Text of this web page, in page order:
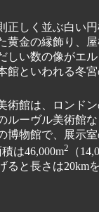
正しく並ぶ白い
黄金の縁飾り、
しい数の像がエ
館といわれる冬
術館は、ロンド
ルーヴル美術館
博物館で、展示
は46,000m2
（
ると長さは20km